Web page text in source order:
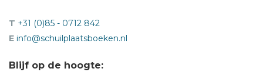
T +31 (0)85 - 0712 842
E info@schuilplaatsboeken.nl
Blijf op de hoogte: